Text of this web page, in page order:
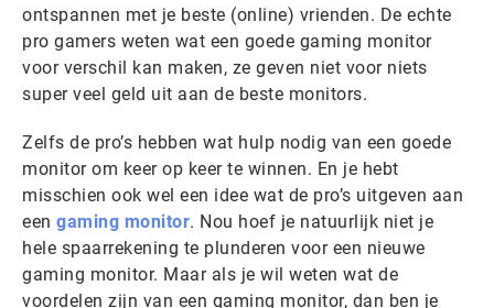
ontspannen met je beste (online) vrienden. De echte
pro gamers weten wat een goede gaming monitor
voor verschil kan maken, ze geven niet voor niets
super veel geld uit aan de beste monitors.
Zelfs de pro’s hebben wat hulp nodig van een goede
monitor om keer op keer te winnen. En je hebt
misschien ook wel een idee wat de pro’s uitgeven aan
een gaming monitor. Nou hoef je natuurlijk niet je
hele spaarrekening te plunderen voor een nieuwe
gaming monitor. Maar als je wil weten wat de
voordelen zijn van een gaming monitor, dan ben je